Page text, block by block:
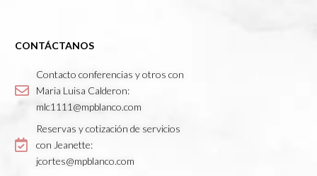
CONTÁCTANOS
Contacto conferencias y otros con
Maria Luisa Calderon:
mlc1111@mpblanco.com
Reservas y cotización de servicios
con Jeanette:
jcortes@mpblanco.com